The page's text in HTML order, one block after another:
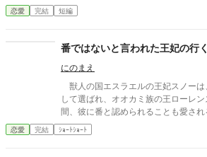
いた。セシリアやその父である公爵
しても、ジュリアンは「悪気はないん
な対応に堪忍袋の緒が切れたセシリア
国記念夜会という晴れの舞台で決着
貴族が見守る中、逃げ場のない完璧な
きつけ、身勝手な二人と身内を庇い
へと追い込んでいく。
恋愛 完結 短編
番ではないと言われた王妃の行
にのまえ
獣人の国エスラエルの王妃スノーは
して選ばれ、オオカミ族の王ローレ
間、彼に番と認められることも愛さ
まま冷遇され続ける。 それでも王妃として国に尽くしてきたス
ノーだったが、ある日、ローレンスが
恋愛 完結 ｼｮｰﾄｼｮｰﾄ